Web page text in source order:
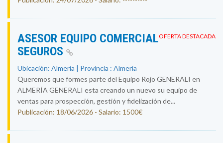
OFERTA DESTACADA
ASESOR EQUIPO COMERCIAL
SEGUROS
Ubicación: Almeria | Provincia : Almería
Queremos que formes parte del Equipo Rojo GENERALI en
ALMERÍA GENERALI esta creando un nuevo su equipo de
ventas para prospección, gestión y fidelización de...
Publicación: 18/06/2026 - Salario: 1500€